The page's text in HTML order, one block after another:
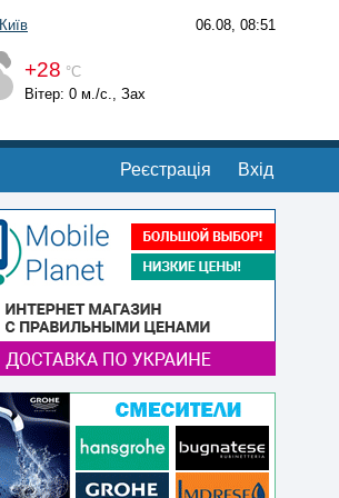
Київ 06.08, 08:51
+28 °С
Вітер: 0 м./с., Зах
Реєстрація Вхід